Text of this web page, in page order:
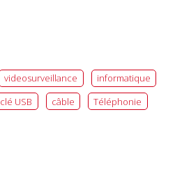
videosurveillance
informatique
clé USB câble
Téléphonie